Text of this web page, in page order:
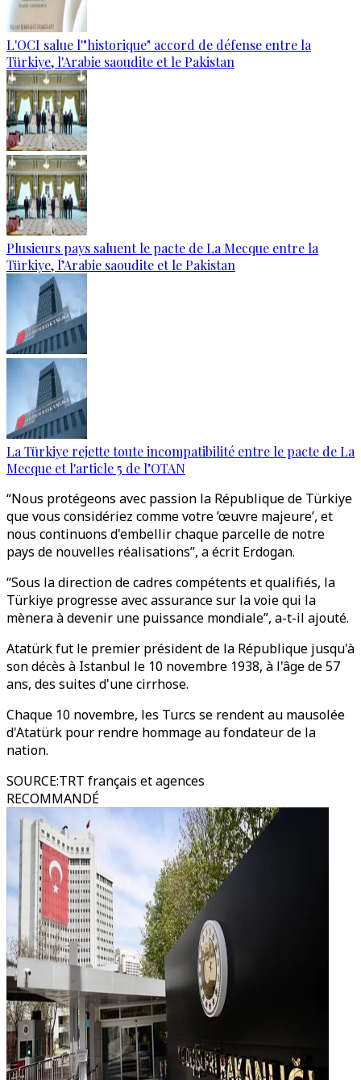
L'OCI salue l'"historique" accord de défense entre la
Türkiye, l'Arabie saoudite et le Pakistan
Plusieurs pays saluent le pacte de La Mecque entre la
Türkiye, l’Arabie saoudite et le Pakistan
La Türkiye rejette toute incompatibilité entre le pacte de La
Mecque et l'article 5 de l’OTAN
“Nous protégeons avec passion la République de Türkiye
que vous considériez comme votre ’œuvre majeure’, et
nous continuons d'embellir chaque parcelle de notre
pays de nouvelles réalisations”, a écrit Erdogan.
“Sous la direction de cadres compétents et qualifiés, la
Türkiye progresse avec assurance sur la voie qui la
mènera à devenir une puissance mondiale”, a-t-il ajouté.
Atatürk fut le premier président de la République jusqu'à
son décès à Istanbul le 10 novembre 1938, à l'âge de 57
ans, des suites d'une cirrhose.
Chaque 10 novembre, les Turcs se rendent au mausolée
d'Atatürk pour rendre hommage au fondateur de la
nation.
SOURCE:TRT français et agences
RECOMMANDÉ